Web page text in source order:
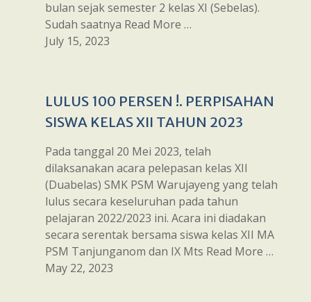
bulan sejak semester 2 kelas XI (Sebelas).
Sudah saatnya Read More …
July 15, 2023
LULUS 100 PERSEN !. PERPISAHAN
SISWA KELAS XII TAHUN 2023
Pada tanggal 20 Mei 2023, telah
dilaksanakan acara pelepasan kelas XII
(Duabelas) SMK PSM Warujayeng yang telah
lulus secara keseluruhan pada tahun
pelajaran 2022/2023 ini. Acara ini diadakan
secara serentak bersama siswa kelas XII MA
PSM Tanjunganom dan IX Mts Read More …
May 22, 2023